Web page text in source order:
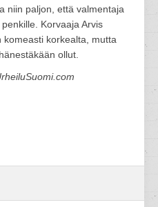
niin paljon, että valmentaja
Korvaaja Arvis
korkealta, mutta
ollut.